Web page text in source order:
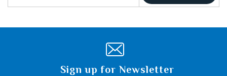
Sign up for Newsletter